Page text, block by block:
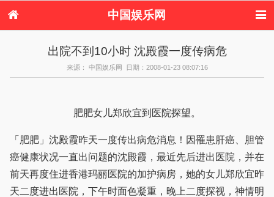
中国娱乐网
港台娱乐
日本娱乐 韩国娱乐
欧美娱乐
音乐新闻 影视新闻
内地明星八卦
出院不到10小时 沈殿霞一度传病危
来源： 中国娱乐网 日期：2008-01-23 08:07:16
肥肥女儿郑欣宜到医院探望。
「肥肥」沈殿霞昨天一度传出病危消息！因罹患肝癌、胆管
癌健康状况一直出问题的沈殿霞，最近先后进出医院，并在
前天再度住进香港玛丽医院的加护病房，她的女儿郑欣宜昨
天二度进出医院，下午时面色凝重，晚上二度探视，神情明